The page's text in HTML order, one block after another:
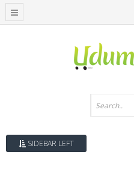
SIDEBAR LEFT